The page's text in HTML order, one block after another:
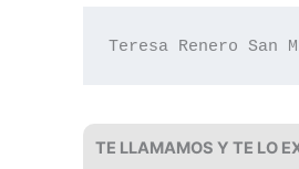
Teresa Renero San
TE LLAMAMOS Y TE LO